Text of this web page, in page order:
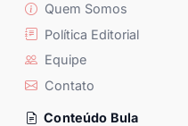
Quem Somos
Política Editorial
Equipe
Contato
Conteúdo Bula